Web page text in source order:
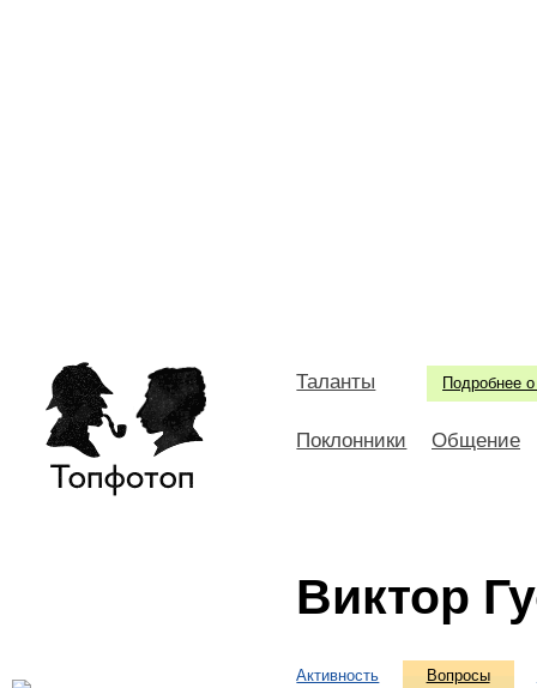
Подробнее о
Таланты
Поклонники Общение
Виктор
Активность Вопросы